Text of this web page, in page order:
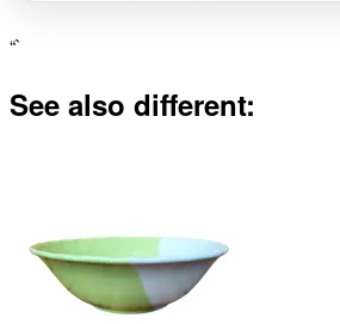
“`
See also different: